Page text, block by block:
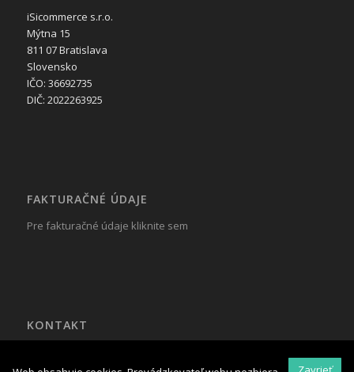
iSicommerce s.r.o.
Mýtna 15
811 07 Bratislava
Slovensko
IČO: 36692735
DIČ: 2022263925
FAKTURAČNÉ ÚDAJE
Pre fakturačné údaje kliknite sem
KONTAKT
Mail:reklama@isicommerce.sk